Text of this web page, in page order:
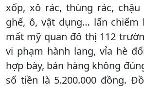
xốp, xô rác, thùng rác, chậu
ghế, ô, vật dụng… lấn chiếm
mất mỹ quan đô thị 112
vi phạm hành lang, vỉa hè
hợp bày, bán hàng không
số tiền là 5.200.000 đồng.